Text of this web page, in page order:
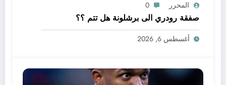
المحرر 0
صفقة رودري الى برشلونة هل تتم ؟؟
أغسطس 6, 2026